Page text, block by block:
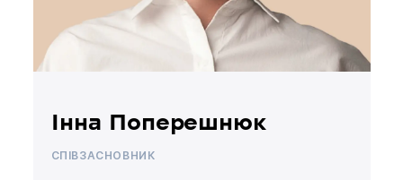
Інна Поперешнюк
СПІВЗАСНОВНИК